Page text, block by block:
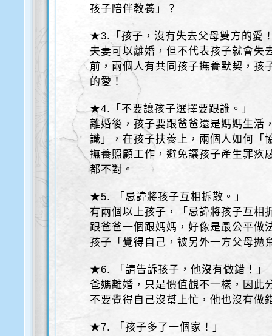
孩子陪伴教養」？
★3.「孩子，沒有失去父母雙方的愛
夫妻可以離婚，但不代表孩子就會失
前，兩個人有共同孩子撫養默契，孩
的愛！
★4.「不要讓孩子選擇要跟誰。」
離婚後，孩子要跟爸爸還是媽媽生活
識」，在孩子扶養上，兩個人如何「
撫養照顧工作，避免讓孩子產生罪疚
都不對。
★5. 「忌諱將孩子互相拆散。」
有兩個以上孩子，「忌諱將孩子互相
跟爸爸一個跟媽媽，好像是最公平做
孩子「覺得自己，被另外一方父母拋
★6. 「請告訴孩子，他沒有做錯！」
爸媽離婚，只是價值觀不一樣，因此
不要覺得自己沒幫上忙，他也沒有做
★7. 「孩子多了一個家！」